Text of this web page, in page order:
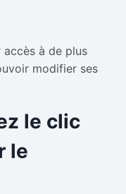
à de plus
modifier ses
le clic
le